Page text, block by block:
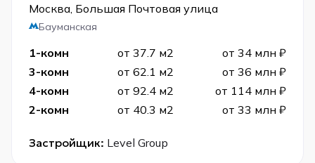
Москва, Большая Почтовая улица
Бауманская
1-комн от 37.7 м2
от 34 млн ₽
3-комн
от 62.1 м2
от 36 млн ₽
4-комн
от 92.4 м2
от 114 млн ₽
2-комн
от 40.3 м2 от 33 млн ₽
Застройщик: Level Group